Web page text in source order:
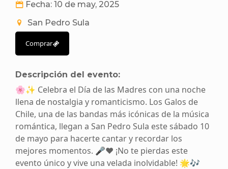
Fecha: 10 de may, 2025
San Pedro Sula
Comprar
Descripción del evento:
🌸✨ Celebra el Día de las Madres con una noche
llena de nostalgia y romanticismo. Los Galos de
Chile, una de las bandas más icónicas de la música
romántica, llegan a San Pedro Sula este sábado 10
de mayo para hacerte cantar y recordar los
mejores momentos. 🎤❤️ ¡No te pierdas este
evento único y vive una velada inolvidable! 🌟🎶